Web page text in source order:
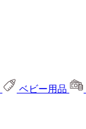
ベビー用品